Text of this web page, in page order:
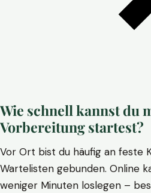
Wie schnell kannst du
Vorbereitung startest?
Vor Ort bist du häufig an feste
Wartelisten gebunden. Online
weniger Minuten loslegen –